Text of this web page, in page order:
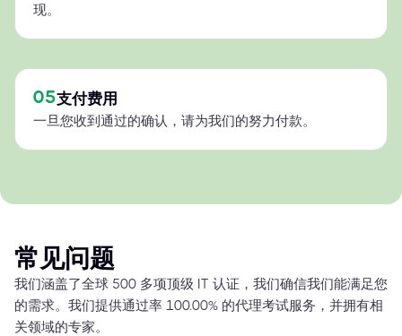
现。
05支付费用
一旦您收到通过的确认，请为我们的努力付款。
常见问题
我们涵盖了全球 500 多项顶级 IT 认证，我们确信我们能满足您
的需求。我们提供通过率 100.00% 的代理考试服务，并拥有相
关领域的专家。